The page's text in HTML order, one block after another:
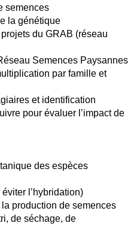
semences
la génétique
du GRAB (réseau
Semences Paysannes
par famille et
et identification
pour évaluer l’impact de
des espèces
l’hybridation)
production de semences
de séchage, de